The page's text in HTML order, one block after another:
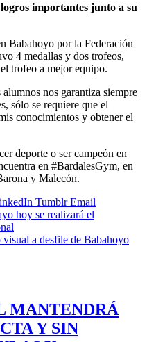
importantes junto a su
Babahoyo por la Federación
4 medallas y dos trofeos,
trofeo a mejor equipo.
nos garantiza siempre
sólo se requiere que el
conocimientos y obtener el
deporte o ser campeón en
en #BardalesGym, en
y Malecón.
Tumblr Email
hoy se realizará el
a desfile de Babahoyo
MANTENDRÁ
Y SIN